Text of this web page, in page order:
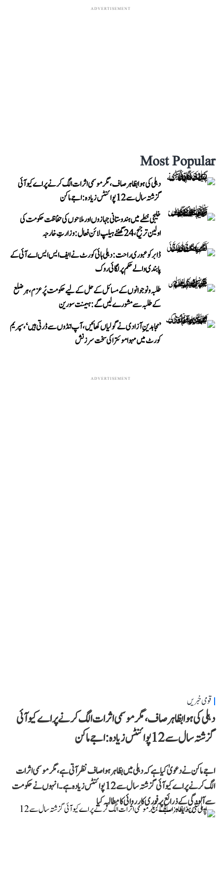
ADVERTISEMENT
Most Popular
دہلی کی ہوا بظاہر صاف، مگر موسمی اثرات الگ کرنے پر اے کیو آئی
گزشتہ سال سے 12 پوائنٹس زیادہ: اجے ماکن
خلیجی خطے میں ہندوستانی جہازوں اور ملاحوں کی حفاظت حکومت کی
اولین ترجیح، 24 گھنٹے ہیلپ لائن فعال: وزارتِ خارجہ
ڈابر کو عبوری راحت: دہلی ہائی کورٹ نے ایف ایس ایس اے آئی کے
پابندی والے حکم پر لگائی روک
طلبہ و نوجوانوں کے مسائل کے حل کے لیے حکومت پُرعزم، ہر ضلع
کے طلبہ سے مشورے لیں گے: ہیمنت سورین
’مجاہدینِ آزادی نے گولیاں کھائیں، آپ انڈوں سے ڈرتی ہیں‘، سپریم
کورٹ میں مہوا موئترا کی سخت سرزنش
ADVERTISEMENT
قومی خبریں
دہلی کی ہوا بظاہر صاف، مگر موسمی اثرات الگ کرنے پر اے کیو آئی
گزشتہ سال سے 12 پوائنٹس زیادہ: اجے ماکن
اجے ماکن نے دعویٰ کیا ہے کہ دہلی میں بظاہر ہوا صاف نظر آتی ہے، مگر موسمی اثرات
الگ کرنے پر اے کیو آئی گزشتہ سال سے 12 پوائنٹس زیادہ ہے۔ انہوں نے حکومت
سے آلودگی کے ذرائع پر فوری کارروائی کا مطالبہ کیا